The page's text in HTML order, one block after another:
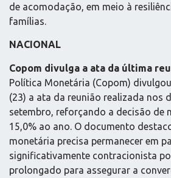
de acomodação, em meio à
famílias.
NACIONAL
Copom divulga a ata da última
Política Monetária (Copom)
(23) a ata da reunião realizada nos
setembro, reforçando a decisão de
15,0% ao ano. O documento
monetária precisa permanecer em
significativamente contracionista
prolongado para assegurar a